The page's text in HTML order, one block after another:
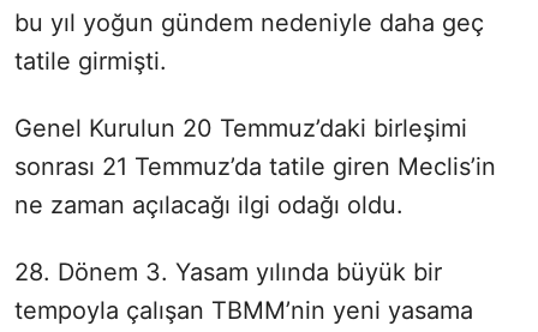
bu yıl yoğun gündem nedeniyle daha geç
tatile girmişti.
Genel Kurulun 20 Temmuz’daki birleşimi
sonrası 21 Temmuz’da tatile giren Meclis’in
ne zaman açılacağı ilgi odağı oldu.
28. Dönem 3. Yasam yılında büyük bir
tempoyla çalışan TBMM’nin yeni yasama